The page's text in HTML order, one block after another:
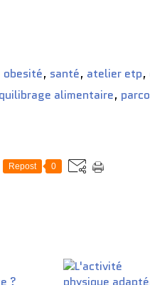
obesité, santé, atelier etp,
alimentaire,
Repost 0